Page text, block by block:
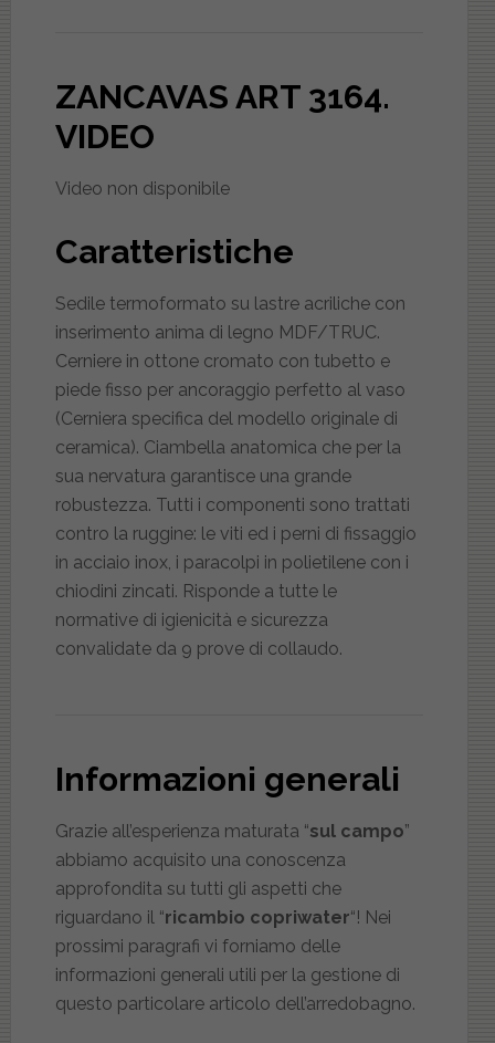
ZANCAVAS ART 3164.
VIDEO
Video non disponibile
Caratteristiche
Sedile termoformato su lastre acriliche con
inserimento anima di legno MDF/TRUC.
Cerniere in ottone cromato con tubetto e
piede fisso per ancoraggio perfetto al vaso
(Cerniera specifica del modello originale di
ceramica). Ciambella anatomica che per la
sua nervatura garantisce una grande
robustezza. Tutti i componenti sono trattati
contro la ruggine: le viti ed i perni di fissaggio
in acciaio inox, i paracolpi in polietilene con i
chiodini zincati. Risponde a tutte le
normative di igienicità e sicurezza
convalidate da 9 prove di collaudo.
Informazioni generali
Grazie all’esperienza maturata “sul campo”
abbiamo acquisito una conoscenza
approfondita su tutti gli aspetti che
riguardano il “ricambio copriwater“! Nei
prossimi paragrafi vi forniamo delle
informazioni generali utili per la gestione di
questo particolare articolo dell’arredobagno.